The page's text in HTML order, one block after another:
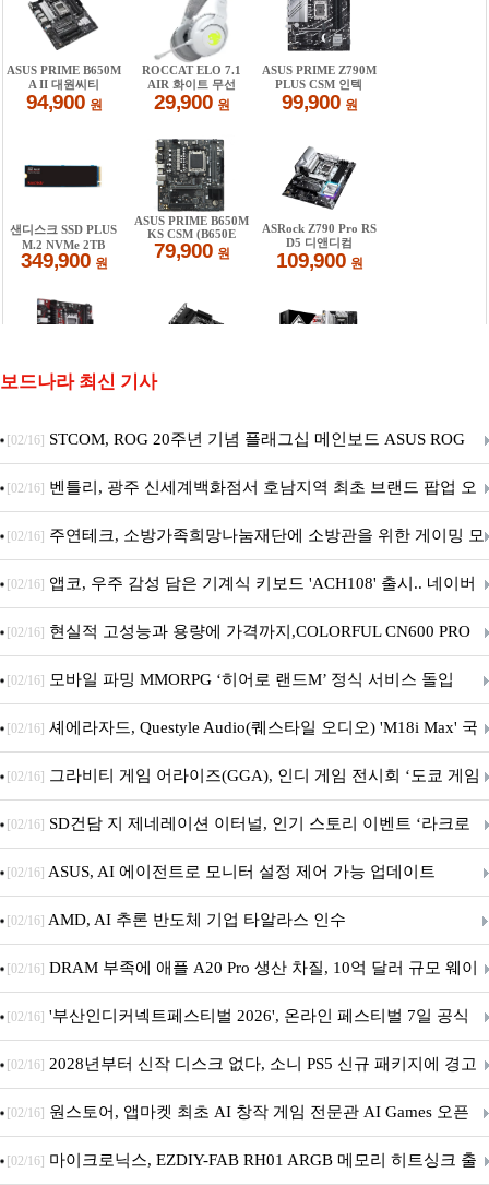
보드나라 최신 기사
[02/16] STCOM, ROG 20주년 기념 플래그십 메인보드 ASUS ROG
Crosshair X870E EDITION 20 국내 출시 예정
[02/16] 벤틀리, 광주 신세계백화점서 호남지역 최초 브랜드 팝업 오
픈
[02/16] 주연테크, 소방가족희망나눔재단에 소방관을 위한 게이밍 모
니터·스마트 펫 침대 기부
[02/16] 앱코, 우주 감성 담은 기계식 키보드 'ACH108' 출시.. 네이버
브랜드데이 기획전 진행
[02/16] 현실적 고성능과 용량에 가격까지,COLORFUL CN600 PRO
M.2 NVMe 디앤디컴 1TB
[02/16] 모바일 파밍 MMORPG ‘히어로 랜드M’ 정식 서비스 돌입
[02/16] 셰에라자드, Questyle Audio(퀘스타일 오디오) 'M18i Max' 국
내 정식 출시
[02/16] 그라비티 게임 어라이즈(GGA), 인디 게임 전시회 ‘도쿄 게임
던전 13’ 참가!
[02/16] SD건담 지 제네레이션 이터널, 인기 스토리 이벤트 ‘라크로
아의 용사’ 재개최 및 풍성한 기념 이벤트 실시!
[02/16] ASUS, AI 에이전트로 모니터 설정 제어 가능 업데이트
[02/16] AMD, AI 추론 반도체 기업 타알라스 인수
[02/16] DRAM 부족에 애플 A20 Pro 생산 차질, 10억 달러 규모 웨이
퍼 대기
[02/16] '부산인디커넥트페스티벌 2026', 온라인 페스티벌 7일 공식
개막... 22일간 진행
[02/16] 2028년부터 신작 디스크 없다, 소니 PS5 신규 패키지에 경고
문 추가
[02/16] 원스토어, 앱마켓 최초 AI 창작 게임 전문관 AI Games 오픈
[02/16] 마이크로닉스, EZDIY-FAB RH01 ARGB 메모리 히트싱크 출